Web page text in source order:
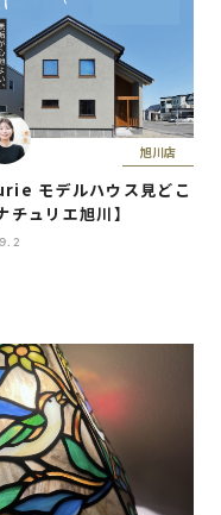
旭川店
モデルハウス見どこ
チュリエ旭川】